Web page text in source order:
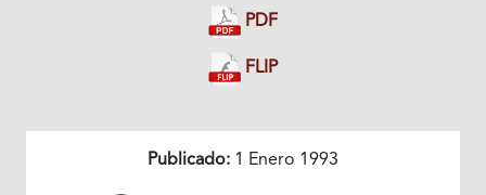
PDF
FLIP
Publicado: 1 Enero 1993